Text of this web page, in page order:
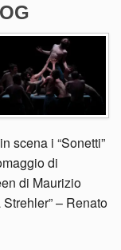
scena i “Sonetti”
di
di Maurizio
– Renato